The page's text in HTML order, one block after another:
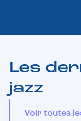
Les
jazz
Voir toutes